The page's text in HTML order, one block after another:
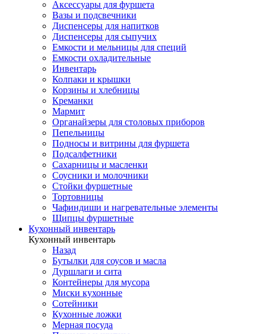
Аксессуары для фуршета
Вазы и подсвечники
Диспенсеры для напитков
Диспенсеры для сыпучих
Емкости и мельницы для специй
Емкости охладительные
Инвентарь
Колпаки и крышки
Корзины и хлебницы
Креманки
Мармит
Органайзеры для столовых приборов
Пепельницы
Подносы и витрины для фуршета
Подсалфетники
Сахарницы и масленки
Соусники и молочники
Стойки фуршетные
Тортовницы
Чафиндиши и нагревательные элементы
Щипцы фуршетные
Кухонный инвентарь
Кухонный инвентарь
Назад
Бутылки для соусов и масла
Дуршлаги и сита
Контейнеры для мусора
Миски кухонные
Сотейники
Кухонные ложки
Мерная посуда